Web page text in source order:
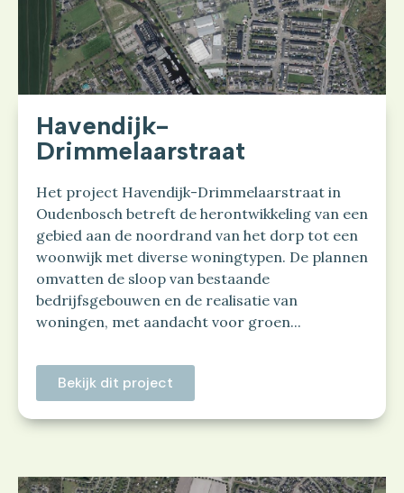
Havendijk-
Drimmelaarstraat
Het project Havendijk-Drimmelaarstraat in
Oudenbosch betreft de herontwikkeling van een
gebied aan de noordrand van het dorp tot een
woonwijk met diverse woningtypen. De plannen
omvatten de sloop van bestaande
bedrijfsgebouwen en de realisatie van
woningen, met aandacht voor groen...
Bekijk dit project